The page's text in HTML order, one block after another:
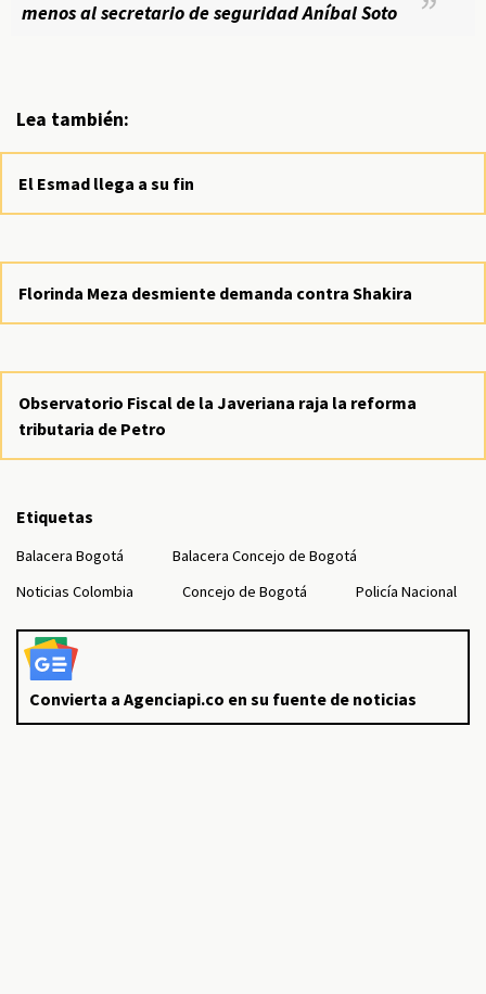
menos al secretario de seguridad Aníbal Soto
Lea también:
El Esmad llega a su fin
Florinda Meza desmiente demanda contra Shakira
Observatorio Fiscal de la Javeriana raja la reforma
tributaria de Petro
Etiquetas
Balacera Bogotá
Balacera Concejo de Bogotá
Noticias Colombia
Concejo de Bogotá Policía Nacional
Convierta a Agenciapi.co en su fuente de noticias